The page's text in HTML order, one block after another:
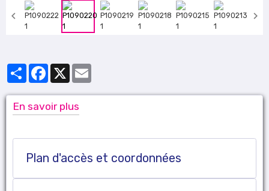
PartagerFacebook
En savoir plus
Plan d'accès et coordonnées